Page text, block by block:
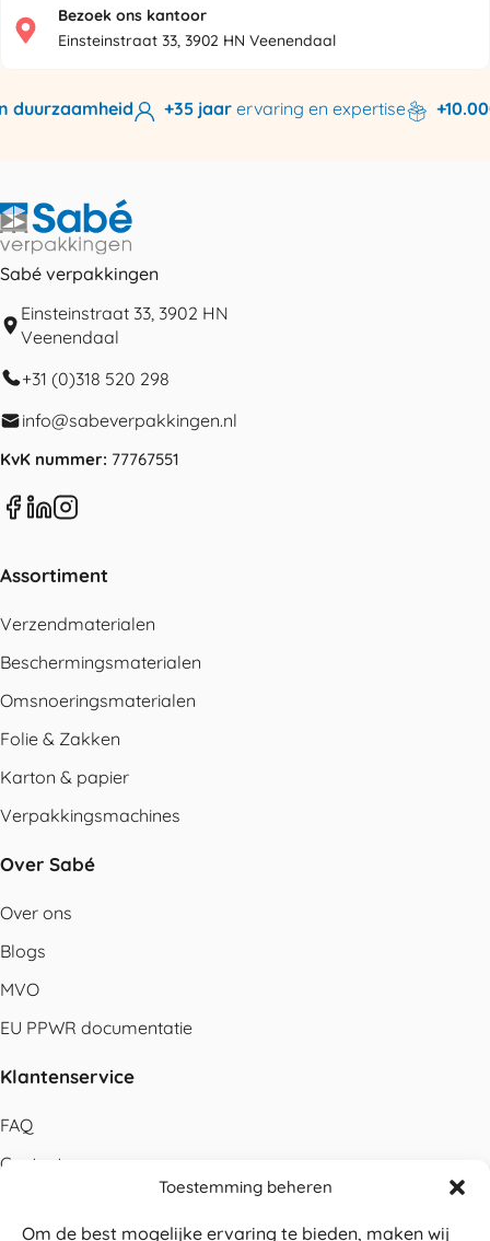
Toestemming beheren
Om de best mogelijke ervaring te bieden, maken wij
Bezoek ons kantoor
Einsteinstraat 33, 3902 HN Veenendaal
+35 jaarervaring en expertise
Sabé verpakkingen
Einsteinstraat 33, 3902 HN
Veenendaal
+31 (0)318 520 298
info@sabeverpakkingen.nl
KvK nummer: 77767551
Assortiment
Verzendmaterialen
Beschermingsmaterialen
Omsnoeringsmaterialen
Folie & Zakken
Karton & papier
Verpakkingsmachines
Over Sabé
Over ons
Blogs
MVO
EU PPWR documentatie
Klantenservice
FAQ
Contact